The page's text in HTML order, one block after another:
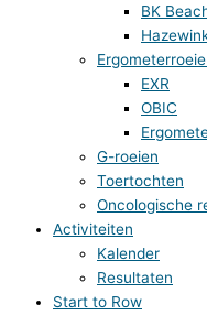
BK
EXR
OBIC
G-roeien
Toertochten
Oncologische
Activiteiten
Kalender
Resultaten
Start to Row